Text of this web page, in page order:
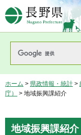
長
ホーム > 県政情報・統計 >
庁）
> 地域振興課紹介
地域振興課紹介